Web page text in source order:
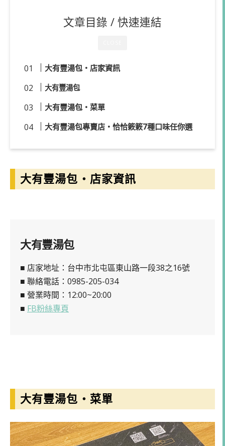
文章目錄 / 快速連結
大有豐湯包・店家資訊
大有豐湯包
大有豐湯包・菜單
大有豐湯包專賣店・恰恰簌簌7種口味任你選
大有豐湯包・店家資訊
大有豐湯包
■ 店家地址：台中市北屯區東山路一段38之16號
■ 聯絡電話：0985-205-034
■ 營業時間：12:00~20:00
■ FB粉絲專頁
大有豐湯包・菜單